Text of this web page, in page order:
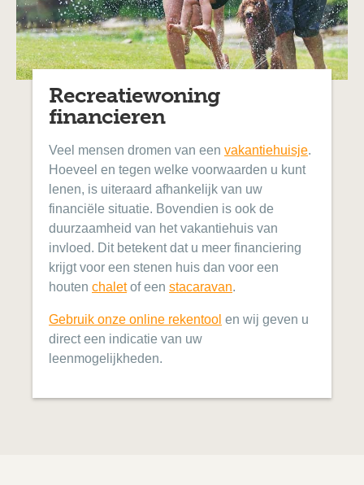
Recreatiewoning
financieren
Veel mensen dromen van een vakantiehuisje.
Hoeveel en tegen welke voorwaarden u kunt
lenen, is uiteraard afhankelijk van uw
financiële situatie. Bovendien is ook de
duurzaamheid van het vakantiehuis van
invloed. Dit betekent dat u meer financiering
krijgt voor een stenen huis dan voor een
houten chaletof een stacaravan.
Gebruik onze online rekentool en wij geven u
direct een indicatie van uw
leenmogelijkheden.